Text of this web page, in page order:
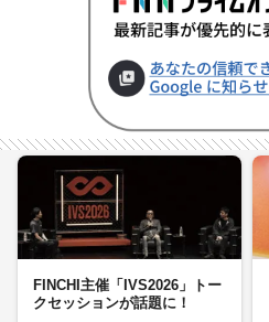
FINCHI主催「IVS2026」トー
クセッションが話題に！